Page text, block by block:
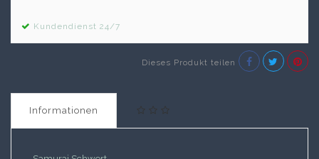
Kundendienst 24/7
Dieses Produkt teilen
Informationen